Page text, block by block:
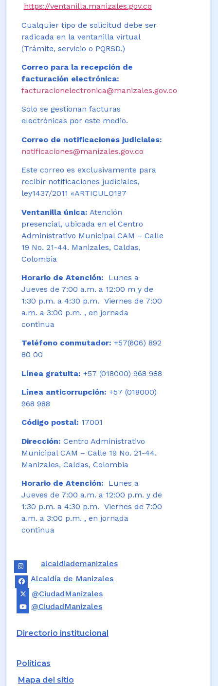
https://ventanilla.manizales.gov.co
Cualquier tipo de solicitud debe ser
radicada en la ventanilla virtual
(Trámite, servicio o PQRSD.)
Correo para la recepción de
facturación electrónica:
facturacionelectronica@manizales.gov.co
Solo se gestionan facturas
electrónicas por este medio.
Correo de notificaciones judiciales:
notificaciones@manizales.gov.co
Este correo es exclusivamente para
recibir notificaciones judiciales,
ley1437/2011 «ARTICULO197
Ventanilla única: Atención
presencial, ubicada en el Centro
Administrativo Municipal CAM – Calle
19 No. 21-44. Manizales, Caldas,
Colombia
Horario de Atención:
Lunes a
Jueves de 7:00 a.m. a 12:00 m y de
1:30 p.m. a 4:30 p.m. Viernes de 7:00
a.m. a 3:00 p.m. , en jornada
continua
Teléfono conmutador: +57(606) 892
80 00
Línea gratuita: +57 (018000) 968 988
Línea anticorrupción: +57 (018000)
968 988
Código postal: 17001
Dirección: Centro Administrativo
Municipal CAM – Calle 19 No. 21-44.
Manizales, Caldas, Colombia
Horario de Atención: Lunes a
Jueves de 7:00 a.m. a 12:00 p.m. y de
1:30 p.m. a 4:30 p.m. Viernes de 7:00
a.m. a 3:00 p.m. , en jornada
continua
alcaldiademanizales
Alcaldía de Manizales
@CiudadManizales
@CiudadManizales
Directorio institucional
Políticas
Mapa del sitio